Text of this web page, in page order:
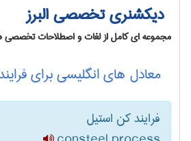
دیکشنری تخصصی البرز
مجموعه ای کامل از لغات و اصطلاحات تخصصی
معادل های انگلیسی برای
فرایند کن استیل